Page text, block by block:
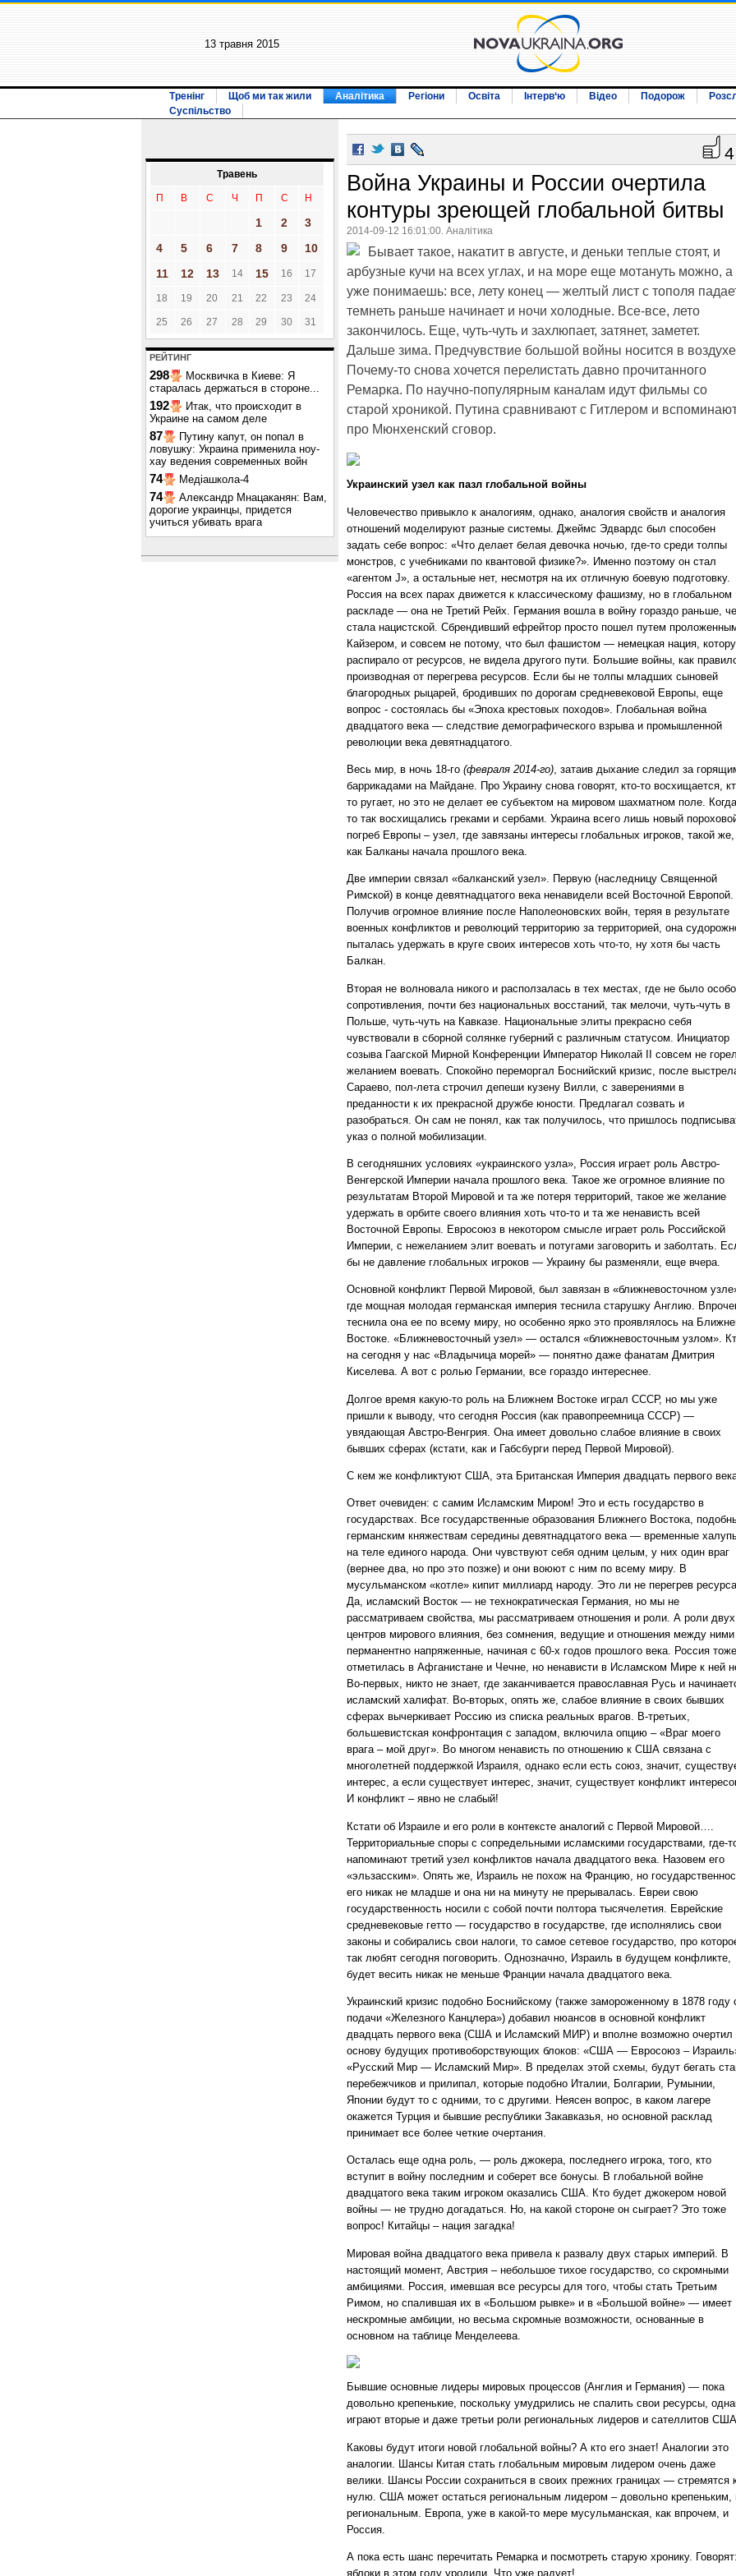
13 травня 2015
Тренінг Щоб ми так жили Аналітика Регіони Освіта Інтерв‘ю Відео Подорож
Суспільство
Травень
П В С Ч П С Н
1 2
3
4
5 6 7 8 9
10
11
12 13 14 15 16 17
18 19 20 21 22 23 24
25 26 27 28 29 30 31
РЕЙТИНГ
298
Москвичка в Киеве: Я
старалась держаться в стороне...
192
Итак, что происходит в
Украине на самом деле
87
Путину капут, он попал в
ловушку: Украина применила ноу-
хау ведения современных войн
74 Медіашкола-4
74
Александр Мнацаканян: Вам,
дорогие украинцы, придется
учиться убивать врага
4
Война Украины и России очертила
контуры зреющей глобальной битвы
2014-09-12 16:01:00. Аналітика
Бывает такое, накатит в августе, и деньки теплые стоят, и
арбузные кучи на всех углах, и на море еще мотануть можно, а
уже понимаешь: все, лету конец — желтый лист с тополя
темнеть раньше начинает и ночи холодные. Все-все, лето
закончилось. Еще, чуть-чуть и захлюпает, затянет, заметет.
Дальше зима. Предчувствие большой войны носится в
Почему-то снова хочется перелистать давно прочитанного
Ремарка. По научно-популярным каналам идут фильмы со
старой хроникой. Путина сравнивают с Гитлером и
про Мюнхенский сговор.
Украинский узел как пазл глобальной войны
Человечество привыкло к аналогиям, однако, аналогия свойств и аналогия
отношений моделируют разные системы. Джеймс Эдвардс был способен
задать себе вопрос: «Что делает белая девочка ночью, где-то среди толпы
монстров, с учебниками по квантовой физике?». Именно поэтому он стал
«агентом J», а остальные нет, несмотря на их отличную боевую подготовку.
Россия на всех парах движется к классическому фашизму, но в глобальном
раскладе — она не Третий Рейх. Германия вошла в войну гораздо раньше,
стала нацистской. Сбрендивший ефрейтор просто пошел путем
Кайзером, и совсем не потому, что был фашистом — немецкая нация,
распирало от ресурсов, не видела другого пути. Большие войны, как
производная от перегрева ресурсов. Если бы не толпы младших сыновей
благородных рыцарей, бродивших по дорогам средневековой Европы, еще
вопрос - состоялась бы «Эпоха крестовых походов». Глобальная война
двадцатого века — следствие демографического взрыва и промышленной
революции века девятнадцатого.
Весь мир, в ночь 18-го (февраля 2014-го) , затаив дыхание следил за
баррикадами на Майдане. Про Украину снова говорят, кто-то восхищается,
то ругает, но это не делает ее субъектом на мировом шахматном поле.
то так восхищались греками и сербами. Украина всего лишь новый
погреб Европы – узел, где завязаны интересы глобальных игроков, такой же,
как Балканы начала прошлого века.
Две империи связал «балканский узел». Первую (наследницу Священной
Римской) в конце девятнадцатого века ненавидели всей Восточной Европой.
Получив огромное влияние после Наполеоновских войн, теряя в результате
военных конфликтов и революций территорию за территорией, она
пыталась удержать в круге своих интересов хоть что-то, ну хотя бы часть
Балкан.
Вторая не волновала никого и расползалась в тех местах, где не было
сопротивления, почти без национальных восстаний, так мелочи, чуть-чуть в
Польше, чуть-чуть на Кавказе. Национальные элиты прекрасно себя
чувствовали в сборной солянке губерний с различным статусом. Инициатор
созыва Гаагской Мирной Конференции Император Николай II совсем не горел
желанием воевать. Спокойно переморгал Боснийский кризис, после
Сараево, пол-лета строчил депеши кузену Вилли, с заверениями в
преданности к их прекрасной дружбе юности. Предлагал созвать и
разобраться. Он сам не понял, как так получилось, что пришлось
указ о полной мобилизации.
В сегодняшних условиях «украинского узла», Россия играет роль Австро-
Венгерской Империи начала прошлого века. Такое же огромное влияние по
результатам Второй Мировой и та же потеря территорий, такое же желание
удержать в орбите своего влияния хоть что-то и та же ненависть всей
Восточной Европы. Евросоюз в некотором смысле играет роль Российской
Империи, с нежеланием элит воевать и потугами заговорить и заболтать.
бы не давление глобальных игроков — Украину бы разменяли, еще вчера.
Основной конфликт Первой Мировой, был завязан в «ближневосточном
где мощная молодая германская империя теснила старушку Англию.
теснила она ее по всему миру, но особенно ярко это проявлялось на
Востоке. «Ближневосточный узел» — остался «ближневосточным узлом».
на сегодня у нас «Владычица морей» — понятно даже фанатам Дмитрия
Киселева. А вот с ролью Германии, все гораздо интереснее.
Долгое время какую-то роль на Ближнем Востоке играл СССР, но мы уже
пришли к выводу, что сегодня Россия (как правопреемница СССР) —
увядающая Австро-Венгрия. Она имеет довольно слабое влияние в своих
бывших сферах (кстати, как и Габсбурги перед Первой Мировой).
С кем же конфликтуют США, эта Британская Империя двадцать первого
Ответ очевиден: с самим Исламским Миром! Это и есть государство в
государствах. Все государственные образования Ближнего Востока,
германским княжествам середины девятнадцатого века — временные
на теле единого народа. Они чувствуют себя одним целым, у них один враг
(вернее два, но про это позже) и они воюют с ним по всему миру. В
мусульманском «котле» кипит миллиард народу. Это ли не перегрев
Да, исламский Восток — не технократическая Германия, но мы не
рассматриваем свойства, мы рассматриваем отношения и роли. А роли двух
центров мирового влияния, без сомнения, ведущие и отношения между ними
перманентно напряженные, начиная с 60-х годов прошлого века. Россия тоже
отметилась в Афганистане и Чечне, но ненависти в Исламском Мире к ней
Во-первых, никто не знает, где заканчивается православная Русь и
исламский халифат. Во-вторых, опять же, слабое влияние в своих бывших
сферах вычеркивает Россию из списка реальных врагов. В-третьих,
большевистская конфронтация с западом, включила опцию – «Враг моего
врага – мой друг». Во многом ненависть по отношению к США связана с
многолетней поддержкой Израиля, однако если есть союз, значит,
интерес, а если существует интерес, значит, существует конфликт
И конфликт – явно не слабый!
Кстати об Израиле и его роли в контексте аналогий с Первой Мировой….
Территориальные споры с сопредельными исламскими государствами, где-
напоминают третий узел конфликтов начала двадцатого века. Назовем его
«эльзасским». Опять же, Израиль не похож на Францию, но
его никак не младше и она ни на минуту не прерывалась. Евреи свою
государственность носили с собой почти полтора тысячелетия. Еврейские
средневековые гетто — государство в государстве, где исполнялись свои
законы и собирались свои налоги, то самое сетевое государство, про
так любят сегодня поговорить. Однозначно, Израиль в будущем конфликте,
будет весить никак не меньше Франции начала двадцатого века.
Украинский кризис подобно Боснийскому (также замороженному в 1878 году
подачи «Железного Канцлера») добавил нюансов в основной конфликт
двадцать первого века (США и Исламский МИР) и вполне возможно очертил
основу будущих противоборствующих блоков: «США — Евросоюз –
«Русский Мир — Исламский Мир». В пределах этой схемы, будут бегать
перебежчиков и прилипал, которые подобно Италии, Болгарии, Румынии,
Японии будут то с одними, то с другими. Неясен вопрос, в каком лагере
окажется Турция и бывшие республики Закавказья, но основной расклад
принимает все более четкие очертания.
Осталась еще одна роль, — роль джокера, последнего игрока, того, кто
вступит в войну последним и соберет все бонусы. В глобальной войне
двадцатого века таким игроком оказались США. Кто будет джокером новой
войны — не трудно догадаться. Но, на какой стороне он сыграет? Это тоже
вопрос! Китайцы – нация загадка!
Мировая война двадцатого века привела к развалу двух старых империй. В
настоящий момент, Австрия – небольшое тихое государство, со скромными
амбициями. Россия, имевшая все ресурсы для того, чтобы стать Третьим
Римом, но спалившая их в «Большом рывке» и в «Большой войне» — имеет
нескромные амбиции, но весьма скромные возможности, основанные в
основном на таблице Менделеева.
Бывшие основные лидеры мировых процессов (Англия и Германия) — пока
довольно крепенькие, поскольку умудрились не спалить свои ресурсы,
играют вторые и даже третьи роли региональных лидеров и сателлитов
Каковы будут итоги новой глобальной войны? А кто его знает! Аналогии это
аналогии. Шансы Китая стать глобальным мировым лидером очень даже
велики. Шансы России сохраниться в своих прежних границах — стремятся
нулю. США может остаться региональным лидером – довольно крепеньким,
региональным. Европа, уже в какой-то мере мусульманская, как впрочем, и
Россия.
А пока есть шанс перечитать Ремарка и посмотреть старую хронику. Говорят:
яблоки в этом году уродили. Что уже радует!